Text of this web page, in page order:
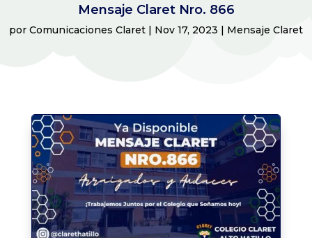
Mensaje Claret Nro. 866
por Comunicaciones Claret | Nov 17, 2023 | Mensaje Claret